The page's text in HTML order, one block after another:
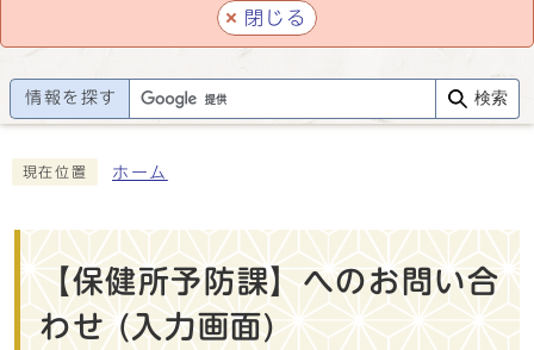
閉じる
情報を探す 検索
現在位置 ホーム
【保健所予防課】へのお問い合
わせ (入力画面)